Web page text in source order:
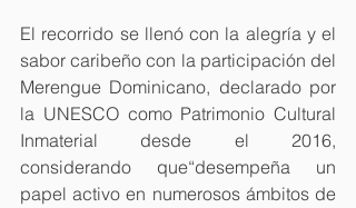
El recorrido se llenó con la alegría y el
sabor caribeño con la participación del
Merengue Dominicano, declarado por
la UNESCO como Patrimonio Cultural
Inmaterial desde el 2016,
considerando que“desempeña un
papel activo en numerosos ámbitos de